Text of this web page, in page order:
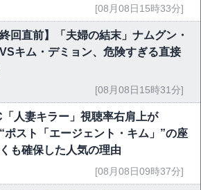
[08月08日15時33分]
終回直前】「夫婦の結末」ナムグン・
キム・デミョン、危険すぎる直接
[08月08日15時31分]
「人妻キラー」視聴率右肩上が
ポスト「エージェント・キム」”の座
も確保した人気の理由
[08月08日09時37分]